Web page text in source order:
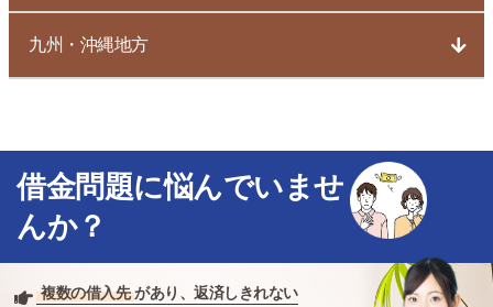
九州・沖縄地方
借金問題に悩んでいませ
んか？
複数の借入先 があり、返済しきれない